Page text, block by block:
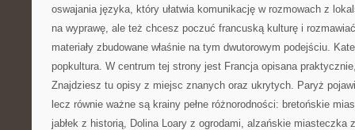
oswajania języka, który ułatwia komunikację w rozmowach z
na wyprawę, ale też chcesz poczuć francuską kulturę i
materiały zbudowane właśnie na tym dwutorowym podejściu.
popkultura. W centrum tej strony jest Francja opisana
Znajdziesz tu opisy z miejsc znanych oraz ukrytych. Paryż
lecz równie ważne są krainy pełne różnorodności: bretońskie
jabłek z historią, Dolina Loary z ogrodami, alzańskie miasteczka